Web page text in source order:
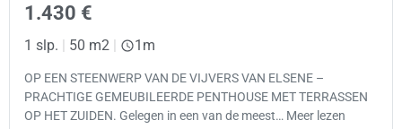
1.430 €
1 slp. | 50 m2 | 1m
OP EEN STEENWERP VAN DE VIJVERS VAN ELSENE –
PRACHTIGE GEMEUBILEERDE PENTHOUSE MET TERRASSEN
OP HET ZUIDEN. Gelegen in een van de meest… Meer lezen